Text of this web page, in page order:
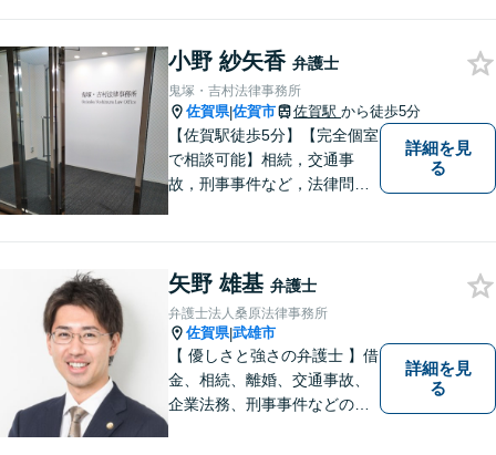
なリーガルサービスを提供い
たします。
小野 紗矢香 弁護士
鬼塚・吉村法律事務所
佐賀県|佐賀市 佐賀駅 から徒歩5分
【佐賀駅徒歩5分】【完全個室
で相談可能】相続，交通事
故，刑事事件など，法律問題
お持ち帰りいただけるよう，
全力を尽くします。
詳細を見
る
矢野 雄基 弁護士
弁護士法人桑原法律事務所
佐賀県|武雄市
【 優しさと強さの弁護士 】借
金、相続、離婚、交通事故、
企業法務、刑事事件などのご
詳細を見
る